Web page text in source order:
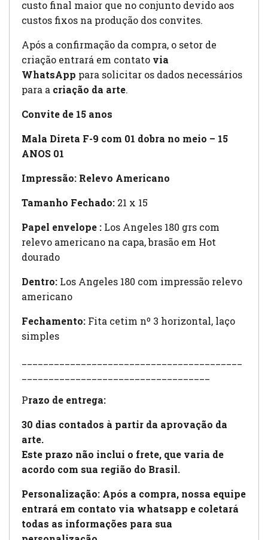
custo final maior que no conjunto devido aos
custos fixos na produção dos convites.
Após a confirmação da compra, o setor de
criação entrará em contato via
WhatsApp para solicitar os dados necessários
para a criação da arte.
Convite de 15 anos
Mala Direta F-9 com 01 dobra no meio – 15
ANOS 01
Impressão: Relevo Americano
Tamanho Fechado: 21 x 15
Papel envelope : Los Angeles 180 grs com
relevo americano na capa, brasão em Hot
dourado
Dentro: Los Angeles 180 com impressão relevo
americano
Fechamento: Fita cetim nº 3 horizontal, laço
simples
Prazo de entrega:
30 dias contados à partir da aprovação da
arte.
Este prazo não inclui o frete, que varia de
acordo com sua região do Brasil.
Personalização: Após a compra, nossa equipe
entrará em contato via whatsapp e coletará
todas as informações para sua